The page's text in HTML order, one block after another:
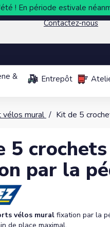
! En période estivale
Contactez-nous
&
Entrepôt
vélos mural Kit de 5
5
par la
vélos mural fixation par la